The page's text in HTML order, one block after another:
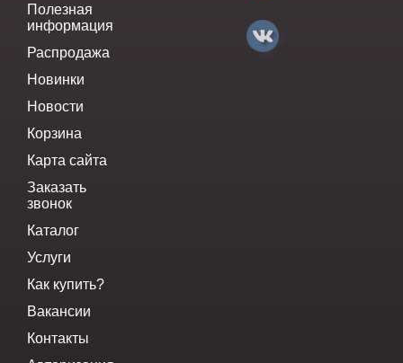
Полезная
информация
Распродажа
Новинки
Новости
Корзина
Карта сайта
Заказать
звонок
Каталог
Услуги
Как купить?
Вакансии
Контакты